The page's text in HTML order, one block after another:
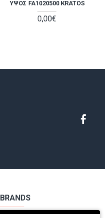
ΑΠΌΣΒΕΣΗ FP51 PORTWEST
54,00€ 60,00€
ΎΨΟΣ FA1020500 KRATOS
0,00€
BRANDS